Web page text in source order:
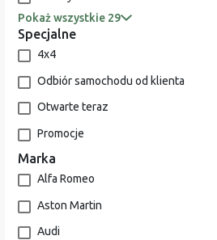
Pokaż wszystkie 29
Specjalne
4x4
Odbiór samochodu od klienta
Otwarte teraz
Promocje
Marka
Alfa Romeo
Aston Martin
Audi